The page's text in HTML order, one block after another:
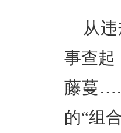
从
事查起
藤蔓
的“组